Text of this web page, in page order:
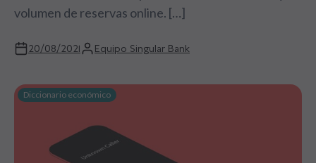
volumen de reservas online. […]
20/08/2021 Equipo Singular Bank
Diccionario económico